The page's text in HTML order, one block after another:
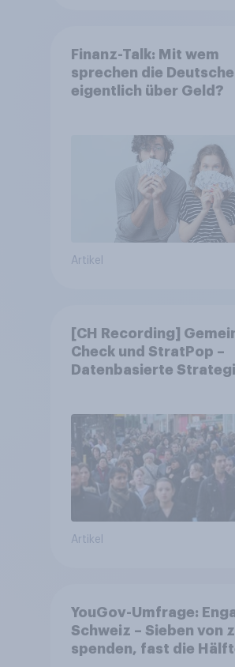
Finanz-Talk: Mit wem
sprechen die
eigentlich über Geld?
Artikel
[CH Recording]
Check und StratPop –
Datenbasierte
Artikel
YouGov-Umfrage:
Schweiz – Sieben von
spenden, fast die